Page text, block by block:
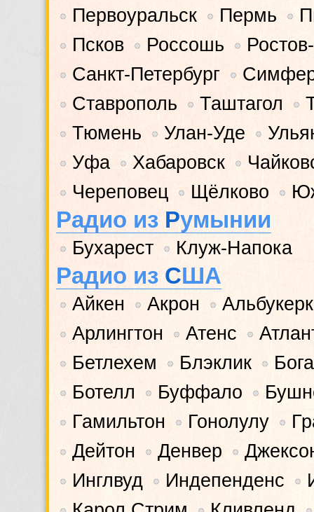
• Первоуральск • Пермь •
• Псков • Россошь •
• Санкт-Петербург •
• Ставрополь • Таштагол •
• Тюмень • Улан-Уде •
• Уфа • Хабаровск •
• Череповец • Щёлково •
Радио из Румынии
• Бухарест • Клуж-Напока
Радио из США
• Айкен • Акрон •
• Арлингтон • Атенс •
• Бетлехем • Блэклик •
• Ботелл • Буффало •
• Гамильтон • Гонолулу •
• Дейтон • Денвер •
• Инглвуд • Индепенденс •